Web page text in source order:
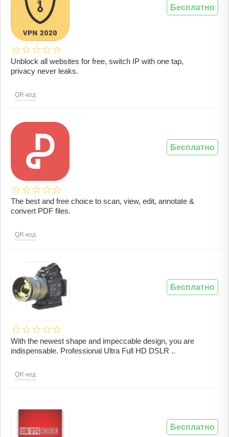
Unblock all websites for free, switch IP with one tap,
privacy never leaks.
QR-код
Бесплатно
The best and free choice to scan, view, edit, annotate &
convert PDF files.
QR-код
Бесплатно
With the newest shape and impeccable design, you are
indispensable. Professional Ultra Full HD DSLR ..
QR-код
Бесплатно
Бесплатно